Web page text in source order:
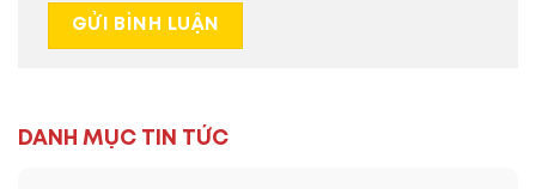
DANH MỤC TIN TỨC